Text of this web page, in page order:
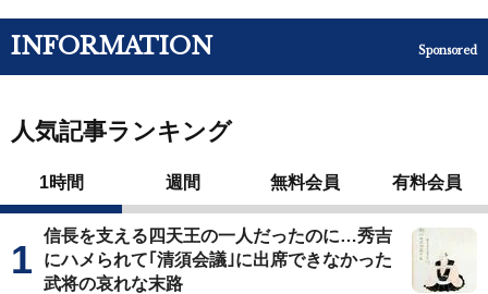
INFORMATION Sponsored
人気記事ランキング
1時間 週間 無料会員 有料会員
信長を支える四天王の一人だったのに…秀吉
にハメられて｢清須会議｣に出席できなかった
武将の哀れな末路